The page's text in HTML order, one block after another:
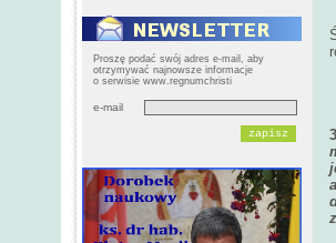
Proszę podać swój adres e-mail, aby
otrzymywać najnowsze informacje
o serwisie www.regnumchristi
e-mail